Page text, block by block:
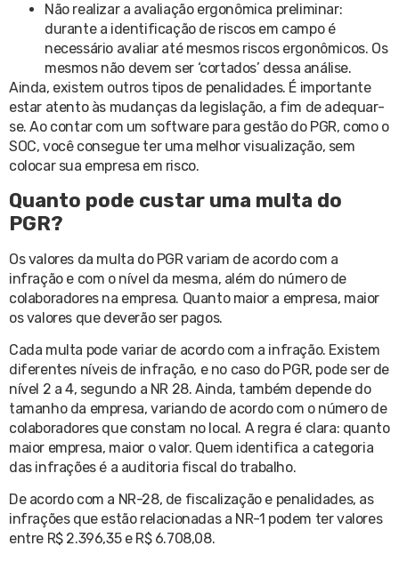
Não realizar a avaliação ergonômica preliminar:
durante a identificação de riscos em campo é
necessário avaliar até mesmos riscos ergonômicos. Os
mesmos não devem ser ‘cortados’ dessa análise.
Ainda, existem outros tipos de penalidades. É importante
estar atento às mudanças da legislação, a fim de adequar-
se. Ao contar com um software para gestão do PGR, como o
SOC, você consegue ter uma melhor visualização, sem
colocar sua empresa em risco.
Quanto pode custar uma multa do
PGR?
Os valores da multa do PGR variam de acordo com a
infração e com o nível da mesma, além do número de
colaboradores na empresa. Quanto maior a empresa, maior
os valores que deverão ser pagos.
Cada multa pode variar de acordo com a infração. Existem
diferentes níveis de infração, e no caso do PGR, pode ser de
nível 2 a 4, segundo a NR 28. Ainda, também depende do
tamanho da empresa, variando de acordo com o número de
colaboradores que constam no local. A regra é clara: quanto
maior empresa, maior o valor. Quem identifica a categoria
das infrações é a auditoria fiscal do trabalho.
De acordo com a NR-28, de fiscalização e penalidades, as
infrações que estão relacionadas a NR-1 podem ter valores
entre R$ 2.396,35 e R$ 6.708,08.